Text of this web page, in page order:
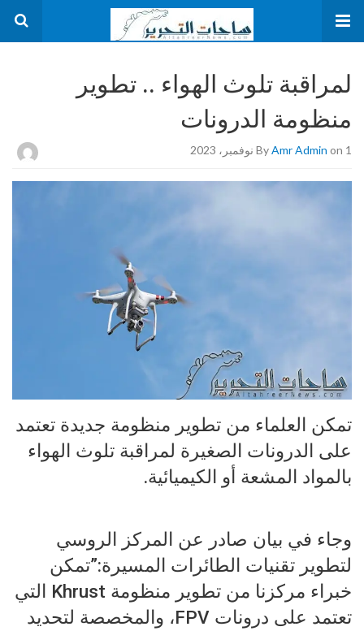
لمراقبة تلوث الهواء .. تطوير
منظومة الدرونات
ByAmr Admin on 1 نوفمبر، 2023
تمكن العلماء من تطوير منظومة جديدة تعتمد
على الدرونات الصغيرة لمراقبة تلوث الهواء
بالمواد المشعة أو الكيميائية.
وجاء في بيان صادر عن المركز الروسي
لتطوير تقنيات الطائرات المسيرة:”تمكن
خبراء مركزنا من تطوير منظومة Khrust التي
تعتمد على درونات FPV، والمخصصة لتحديد